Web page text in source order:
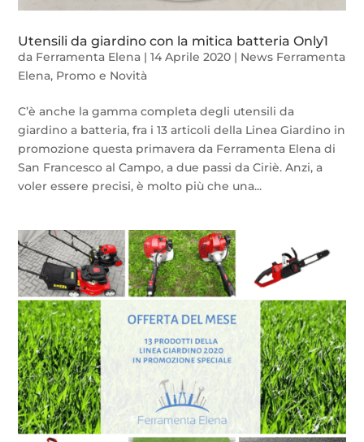
Utensili da giardino con la mitica batteria Only1
da Ferramenta Elena |14 Aprile 2020 | News Ferramenta
Elena, Promo e Novità
C’è anche la gamma completa degli utensili da
giardino a batteria, fra i 13 articoli della Linea Giardino in
promozione questa primavera da Ferramenta Elena di
San Francesco al Campo, a due passi da Ciriè. Anzi, a
voler essere precisi, è molto più che una...